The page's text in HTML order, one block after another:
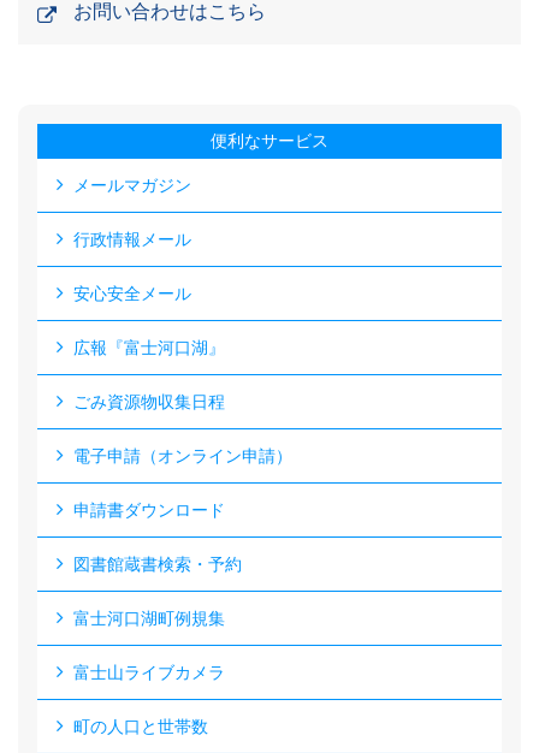
お問い合わせはこちら
便利なサービス
メールマガジン
行政情報メール
安心安全メール
広報『富士河口湖』
ごみ資源物収集日程
電子申請（オンライン申請）
申請書ダウンロード
図書館蔵書検索・予約
富士河口湖町例規集
富士山ライブカメラ
町の人口と世帯数